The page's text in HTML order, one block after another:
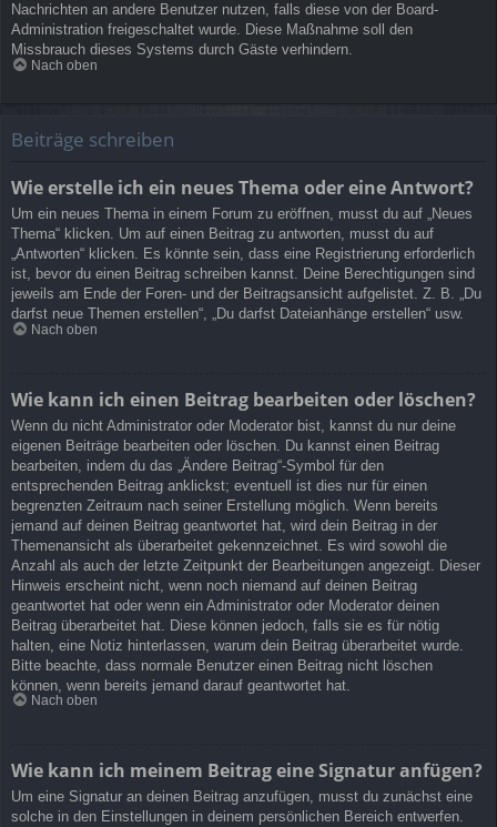
Nachrichten an andere Benutzer nutzen, falls diese von der Board-
Administration freigeschaltet wurde. Diese Maßnahme soll den
Missbrauch dieses Systems durch Gäste verhindern.
Nach oben
Beiträge schreiben
Wie erstelle ich ein neues Thema oder eine Antwort?
Um ein neues Thema in einem Forum zu eröffnen, musst du auf „Neues
Thema“ klicken. Um auf einen Beitrag zu antworten, musst du auf
„Antworten“ klicken. Es könnte sein, dass eine Registrierung erforderlich
ist, bevor du einen Beitrag schreiben kannst. Deine Berechtigungen sind
jeweils am Ende der Foren- und der Beitragsansicht aufgelistet. Z. B. „Du
darfst neue Themen erstellen“, „Du darfst Dateianhänge erstellen“ usw.
Nach oben
Wie kann ich einen Beitrag bearbeiten oder löschen?
Wenn du nicht Administrator oder Moderator bist, kannst du nur deine
eigenen Beiträge bearbeiten oder löschen. Du kannst einen Beitrag
bearbeiten, indem du das „Ändere Beitrag“-Symbol für den
entsprechenden Beitrag anklickst; eventuell ist dies nur für einen
begrenzten Zeitraum nach seiner Erstellung möglich. Wenn bereits
jemand auf deinen Beitrag geantwortet hat, wird dein Beitrag in der
Themenansicht als überarbeitet gekennzeichnet. Es wird sowohl die
Anzahl als auch der letzte Zeitpunkt der Bearbeitungen angezeigt. Dieser
Hinweis erscheint nicht, wenn noch niemand auf deinen Beitrag
geantwortet hat oder wenn ein Administrator oder Moderator deinen
Beitrag überarbeitet hat. Diese können jedoch, falls sie es für nötig
halten, eine Notiz hinterlassen, warum dein Beitrag überarbeitet wurde.
Bitte beachte, dass normale Benutzer einen Beitrag nicht löschen
können, wenn bereits jemand darauf geantwortet hat.
Nach oben
Wie kann ich meinem Beitrag eine Signatur anfügen?
Um eine Signatur an deinen Beitrag anzufügen, musst du zunächst eine
solche in den Einstellungen in deinem persönlichen Bereich entwerfen.